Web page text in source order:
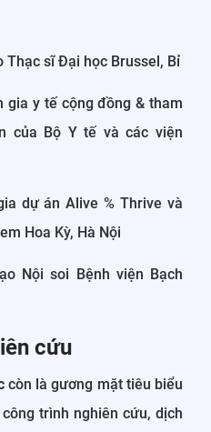
Thạc sĩ Đại học Brussel, Bỉ
gia y tế cộng đồng & tham
của Bộ Y tế và các viện
dự án Alive % Thrive và
Hoa Kỳ, Hà Nội
Nội soi Bệnh viện Bạch
cứu
còn là gương mặt tiêu biểu
trình nghiên cứu, dịch